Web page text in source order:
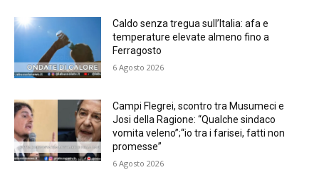
Caldo senza tregua sull’Italia: afa e
temperature elevate almeno fino a
Ferragosto
6 Agosto 2026
Campi Flegrei, scontro tra Musumeci e
Josi della Ragione: “Qualche sindaco
vomita veleno”;“io tra i farisei, fatti non
promesse”
6 Agosto 2026